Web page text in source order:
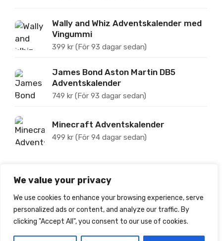
We value your privacy
We use cookies to enhance your browsing experience, serve
personalized ads or content, and analyze our traffic. By
clicking "Accept All", you consent to our use of cookies.
Wally and Whiz Adventskalender med
Vingummi
399 kr (För 93 dagar sedan)
James Bond Aston Martin DB5
Adventskalender
749 kr (För 93 dagar sedan)
Minecraft Adventskalender
499 kr (För 94 dagar sedan)
Om Jultoppen
Jultoppen.se tipsar om, prisjämför och recenserar